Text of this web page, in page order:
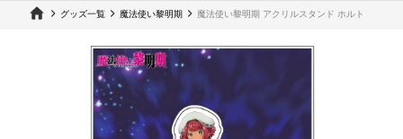
グッズ一覧 魔法使い黎明期 魔法使い黎明期 アクリルスタンド ホルト